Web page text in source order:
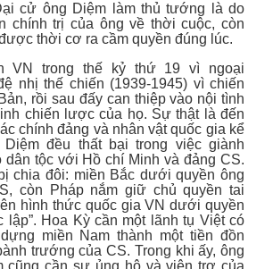
cử ông Diệm làm thủ tướng là do
chính trị của ông về thời cuộc, còn
thời cơ ra cầm quyền đúng lúc.
VN trong thế kỷ thứ 19 vì ngoại
nhị thế chiến (1939-1945) vì chiến
rồi sau đấy can thiệp vào nội tình
chiến lược của họ. Sự thật là đến
chính đảng và nhân vật quốc gia kể
đều thất bại trong việc giành
dân tộc với Hồ chí Minh và đảng CS.
chia đôi: miền Bắc dưới quyền ông
còn Pháp nắm giữ chủ quyền tai
hình thức quốc gia VN dưới quyền
lập”. Hoa Kỳ cần một lãnh tụ Việt có
miền Nam thành một tiền đồn
trướng của CS. Trong khi ấy, ông
cũng cần sự ủng hộ và viện trợ của